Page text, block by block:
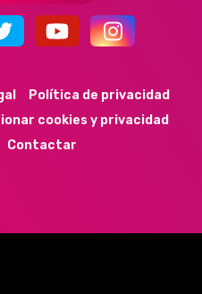
Política de privacidad
cookies y privacidad
Contactar